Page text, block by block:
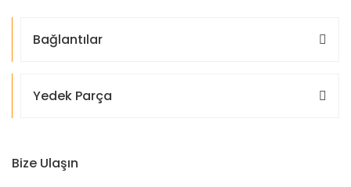
Bağlantılar
Yedek Parça
Bize Ulaşın